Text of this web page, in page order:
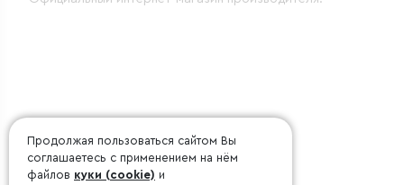
Продолжая пользоваться сайтом Вы
соглашаетесь с применением на нём
файлов куки (cookie) и